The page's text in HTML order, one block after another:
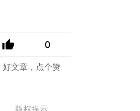
0
好文章，点个赞